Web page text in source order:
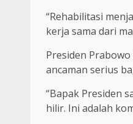
“Rehabilitasi
kerja sama dari
Presiden
ancaman serius
“Bapak Presiden
hilir. Ini adalah